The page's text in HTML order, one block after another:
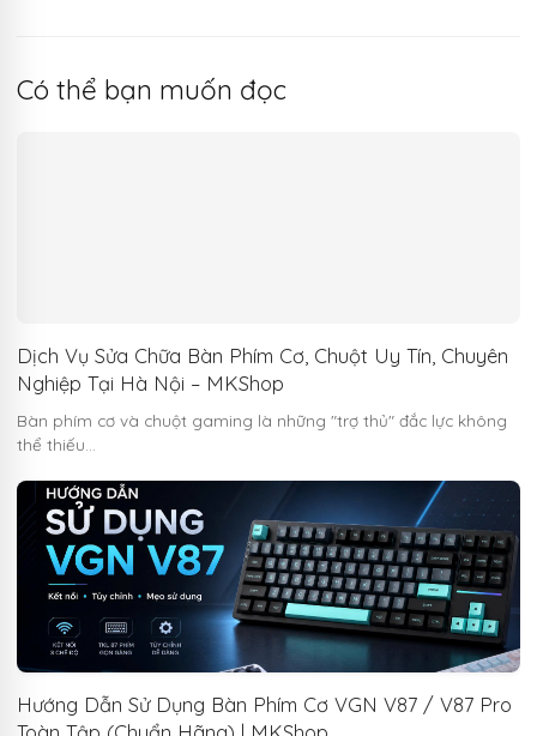
Có thể bạn muốn đọc
Dịch Vụ Sửa Chữa Bàn Phím Cơ, Chuột Uy Tín, Chuyên
Nghiệp Tại Hà Nội – MKShop
Bàn phím cơ và chuột gaming là những "trợ thủ" đắc lực không
thể thiếu…
Hướng Dẫn Sử Dụng Bàn Phím Cơ VGN V87 / V87 Pro